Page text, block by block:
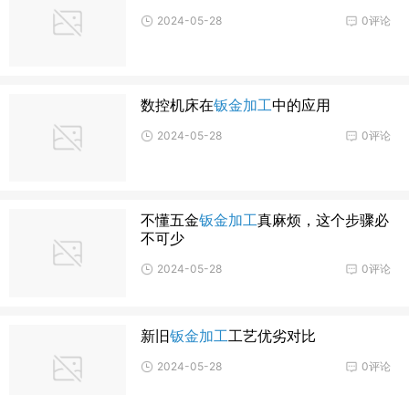
0评论
2024-05-28
数控机床在钣金加工中的应用
0评论
2024-05-28
不懂五金钣金加工真麻烦，这个步骤必
不可少
0评论
2024-05-28
新旧钣金加工工艺优劣对比
0评论
2024-05-28